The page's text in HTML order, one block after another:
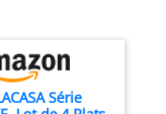
Série